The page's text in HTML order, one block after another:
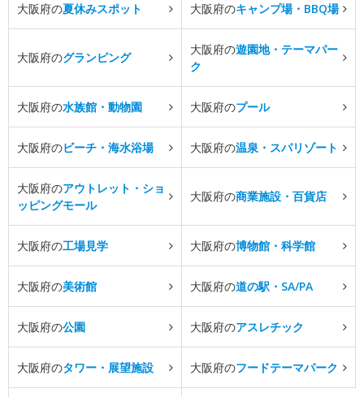
大阪府の夏休みスポット 大阪府のキャンプ場・BBQ場
大阪府のグランピング
大阪府の遊園地・テーマパー
ク
大阪府の水族館・動物園 大阪府のプール
大阪府のビーチ・海水浴場 大阪府の温泉・スパリゾート
大阪府のアウトレット・ショ
ッピングモール
大阪府の商業施設・百貨店
大阪府の工場見学 大阪府の博物館・科学館
大阪府の美術館 大阪府の道の駅・SA/PA
大阪府の公園 大阪府のアスレチック
大阪府のタワー・展望施設 大阪府のフードテーマパーク